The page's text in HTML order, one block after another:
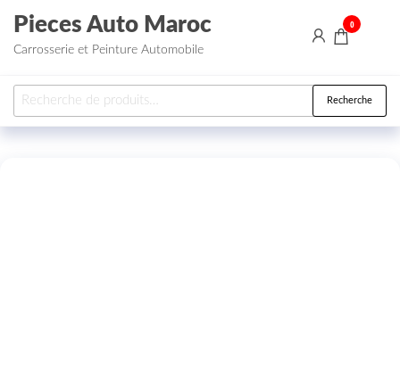
Aller au contenu
Pieces Auto Maroc
Carrosserie et Peinture Automobile
0
Recherche pour : Recherche